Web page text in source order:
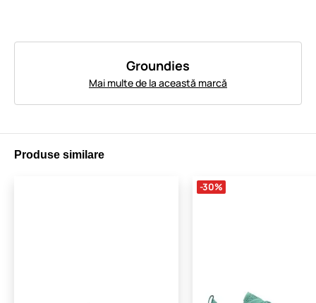
Groundies
Mai multe de la această marcă
Produse similare
-30%